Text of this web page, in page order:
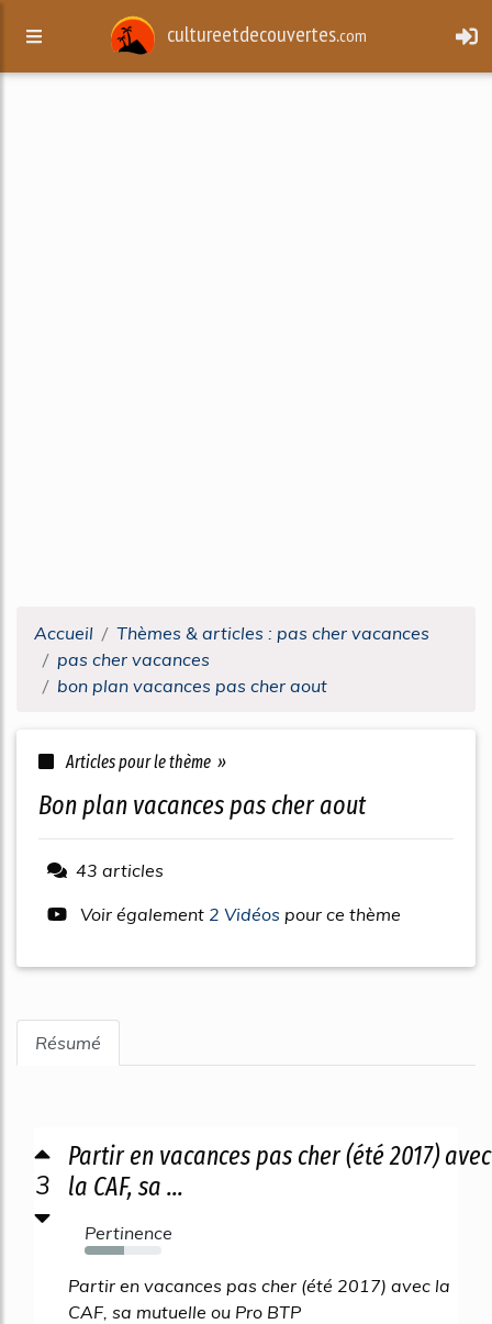
cultureetdecouvertes.com
Accueil
Thèmes & articles : pas cher vacances
pas cher vacances
bon plan vacances pas cher aout
Articles pour le thème »
bon plan vacances pas cher aout
43 articles
Voir également 2 Vidéos pour ce thème
Résumé
3
Partir en vacances pas cher (été 2017) avec
la CAF, sa ...
Pertinence
52%
Partir en vacances pas cher (été 2017) avec la
CAF, sa mutuelle ou Pro BTP